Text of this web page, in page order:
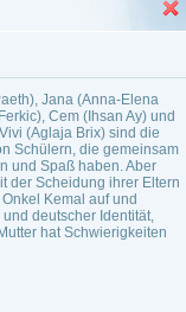
Jana (Anna-Elena
Cem (Ihsan Ay) und
(Aglaja Brix) sind die
Schülern, die gemeinsam
und Spaß haben. Aber
der Scheidung ihrer Eltern
Kemal auf und
deutscher Identität,
hat Schwierigkeiten